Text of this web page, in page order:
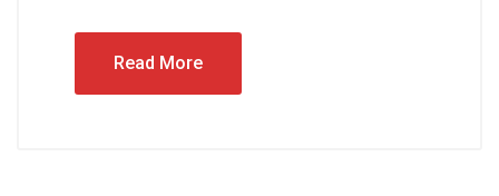
Read More